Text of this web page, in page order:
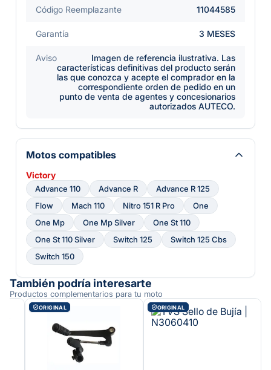
Código Reemplazante 11044585
Garantía 3 MESES
Aviso
Imagen de referencia ilustrativa. Las
características definitivas del producto serán
las que conozca y acepte el comprador en la
correspondiente orden de pedido en un
punto de venta de agentes y concesionarios
autorizados AUTECO.
Motos compatibles
Victory
Advance 110 Advance R
Advance R 125
Flow
Mach 110 Nitro 151 R Pro
One
One Mp
One Mp Silver
One St 110
One St 110 Silver
Switch 125
Switch 125 Cbs
Switch 150
También podría interesarte
Productos complementarios para tu moto
ORIGINAL ORIGINAL